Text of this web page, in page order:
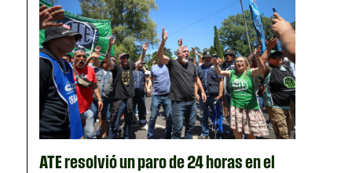
ATE resolvió un paro de 24 horas en el